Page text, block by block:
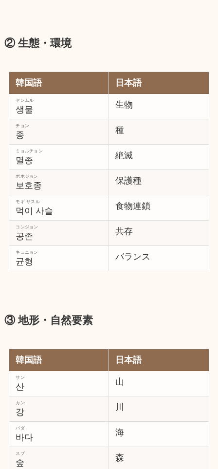
② 生態・環境
韓国語 日本語
생물
センムル 生物
종
チョン 種
멸종
ミョルチョン 絶滅
보호종
ポホジョン 保護種
먹이 사슬
モギ サスル 食物連鎖
공존
コンジョン 共存
균형
キュニョン バランス
③ 地形・自然要素
韓国語 日本語
산
サン 山
강
カン 川
바다
パダ 海
숲
スプ 森